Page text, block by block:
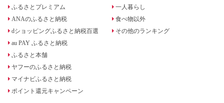
ふるさとプレミアム
ANAのふるさと納税
dショッピングふるさと納税百選
au PAY ふるさと納税
ふるさと本舗
ヤフーのふるさと納税
マイナビふるさと納税
ポイント還元キャンペーン
一人暮らし
食べ物以外
その他のランキング